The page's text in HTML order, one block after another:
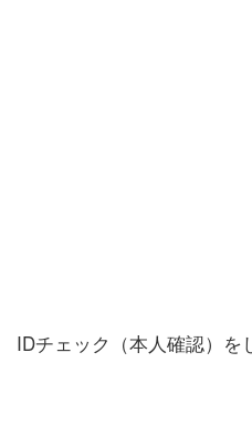
IDチェック（本人確認）を